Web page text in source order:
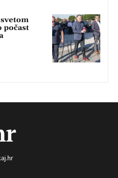
počast